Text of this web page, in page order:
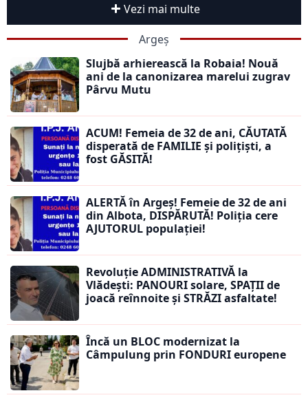
Vezi mai multe
Argeș
Slujbă arhierească la Robaia! Nouă
ani de la canonizarea marelui zugrav
Pârvu Mutu
ACUM! Femeia de 32 de ani, CĂUTATĂ
disperată de FAMILIE și polițiști, a
fost GĂSITĂ!
ALERTĂ în Argeș! Femeie de 32 de ani
din Albota, DISPĂRUTĂ! Poliția cere
AJUTORUL populației!
Revoluție ADMINISTRATIVĂ la
Vlădești: PANOURI solare, SPAȚII de
joacă reînnoite și STRĂZI asfaltate!
Încă un BLOC modernizat la
Câmpulung prin FONDURI europene